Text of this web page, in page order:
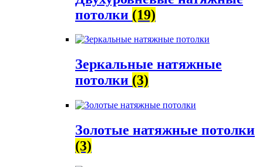
потолки (19)
Зеркальные натяжные
потолки (3)
Золотые натяжные потолки
(3)